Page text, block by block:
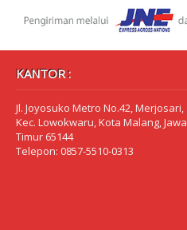
KANTOR :
Jl. Joyosuko Metro No.42, Merjosari,
Kec. Lowokwaru, Kota Malang, Jawa
Timur 65144
Telepon: 0857-5510-0313